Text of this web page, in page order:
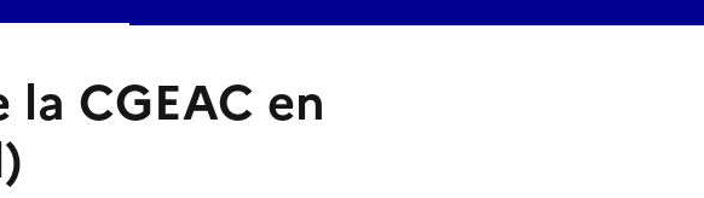
CGEAC en